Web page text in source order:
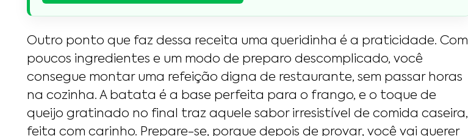
Outro ponto que faz dessa receita uma queridinha é a praticidade. Com
poucos ingredientes e um modo de preparo descomplicado, você
consegue montar uma refeição digna de restaurante, sem passar horas
na cozinha. A batata é a base perfeita para o frango, e o toque de
queijo gratinado no final traz aquele sabor irresistível de comida caseira,
feita com carinho. Prepare-se, porque depois de provar, você vai querer